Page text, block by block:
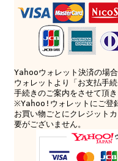
Yahooウォレット決済の場
ウォレットより「お支払手
手続きのご案内をさせて頂
※Yahoo!ウォレットにご登
お買い物ごとにクレジット
要がございません。